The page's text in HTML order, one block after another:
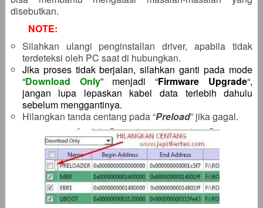
disebutkan.
NOTE:
Silahkan ulangi penginstallan driver, apabila tidak
terdeteksi oleh PC saat di hubungkan.
Jika proses tidak berjalan, silahkan ganti pada mode
“Download Only” menjadi “Firmware Upgrade“,
jangan lupa lepaskan kabel data terlebih dahulu
sebelum menggantinya.
Hilangkan tanda centang pada “Preload” jika gagal.